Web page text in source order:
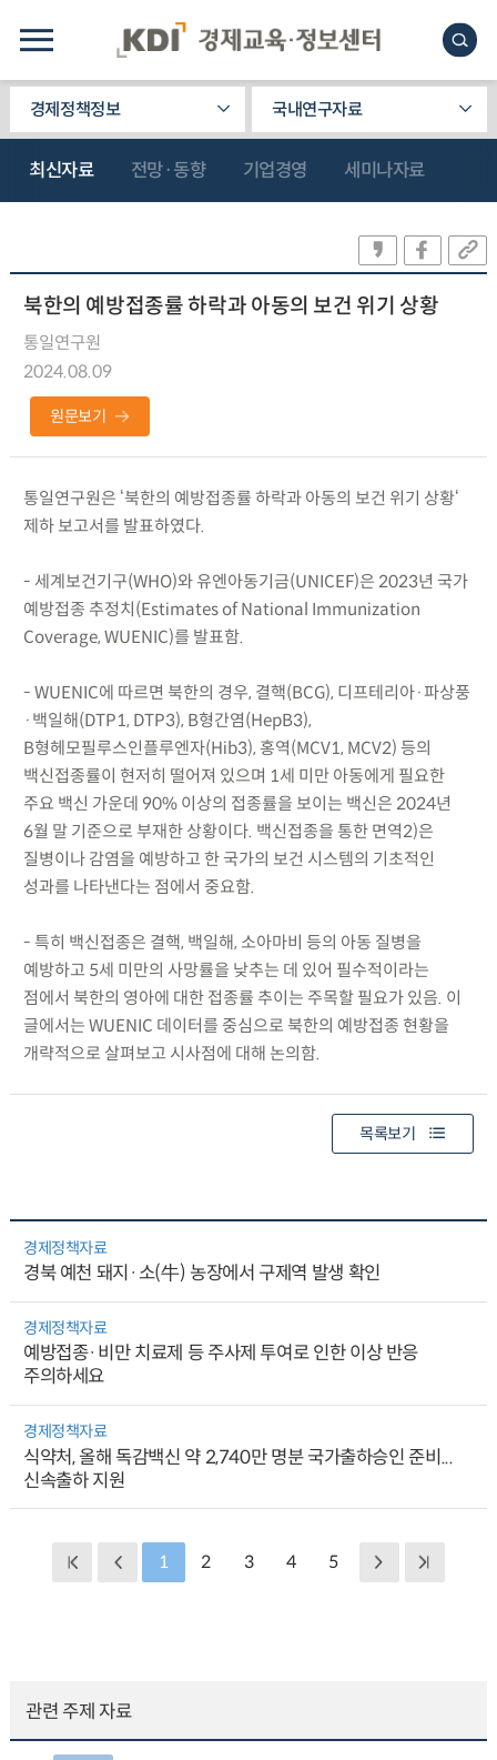
경제정책정보 국내연구자료
최신자료 전망·동향 기업경영 세미나자료
북한의 예방접종률 하락과 아동의 보건 위기 상황
통일연구원
2024.08.09
원문보기
통일연구원은 ‘북한의 예방접종률 하락과 아동의 보건 위기 상황‘
제하 보고서를 발표하였다.
- 세계보건기구(WHO)와 유엔아동기금(UNICEF)은 2023년 국가
예방접종 추정치(Estimates of National Immunization
Coverage, WUENIC)를 발표함.
- WUENIC에 따르면 북한의 경우, 결핵(BCG), 디프테리아·파상풍
·백일해(DTP1, DTP3), B형간염(HepB3),
B형헤모필루스인플루엔자(Hib3), 홍역(MCV1, MCV2) 등의
백신접종률이 현저히 떨어져 있으며 1세 미만 아동에게 필요한
주요 백신 가운데 90% 이상의 접종률을 보이는 백신은 2024년
6월 말 기준으로 부재한 상황이다. 백신접종을 통한 면역2)은
질병이나 감염을 예방하고 한 국가의 보건 시스템의 기초적인
성과를 나타낸다는 점에서 중요함.
- 특히 백신접종은 결핵, 백일해, 소아마비 등의 아동 질병을
예방하고 5세 미만의 사망률을 낮추는 데 있어 필수적이라는
점에서 북한의 영아에 대한 접종률 추이는 주목할 필요가 있음. 이
글에서는 WUENIC 데이터를 중심으로 북한의 예방접종 현황을
개략적으로 살펴보고 시사점에 대해 논의함.
목록보기
경제정책자료
경북 예천 돼지·소(牛) 농장에서 구제역 발생 확인
경제정책자료
예방접종·비만 치료제 등 주사제 투여로 인한 이상 반응
주의하세요
경제정책자료
식약처, 올해 독감백신 약 2,740만 명분 국가출하승인 준비...
신속출하 지원
1 2 3 4 5
관련 주제 자료